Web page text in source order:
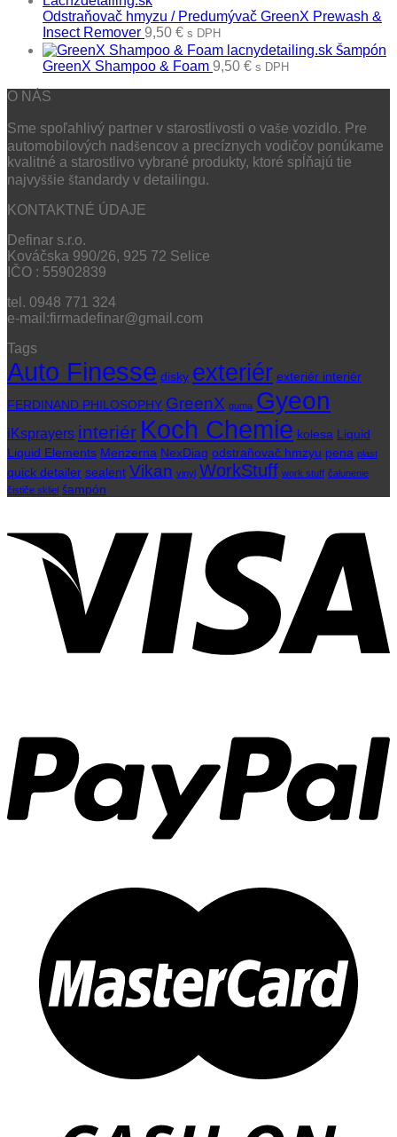
Odstraňovač hmyzu / Predumývač GreenX Prewash &
Insect Remover 9,50 € s DPH
Šampón
GreenX Shampoo & Foam 9,50 € s DPH
O NÁS
Sme spoľahlivý partner v starostlivosti o vaše vozidlo. Pre
automobilových nadšencov a precíznych vodičov ponúkame
kvalitné a starostlivo vybrané produkty, ktoré spĺňajú tie
najvyššie štandardy v detailingu.
KONTAKTNÉ ÚDAJE
Definar s.r.o.
Kováčska 990/26, 925 72 Selice
IČO : 55902839
tel. 0948 771 324
e-mail:firmadefinar@gmail.com
Tags
Auto Finesse disky exteriér exteriér interiér
FERDINAND PHILOSOPHY GreenX guma Gyeon
iKsprayers interiér Koch Chemie kolesa
Liquid
Liquid Elements Menzerna NexDiag odstraňovač hmzyu pena plast
quick detailer sealent Vikan vinyl WorkStuff work stuff čalunenie
čističe skliel šampón